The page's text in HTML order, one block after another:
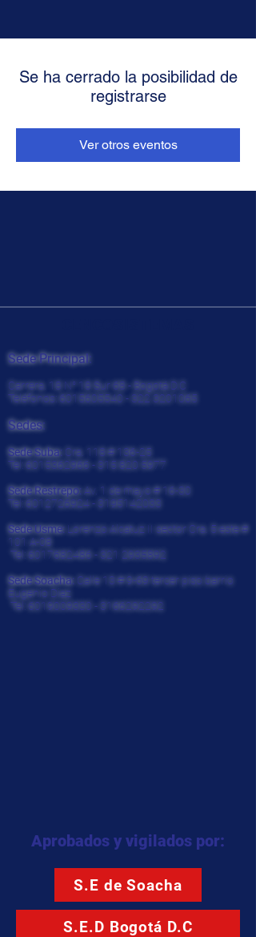
Se ha cerrado la posibilidad de
registrarse
Ver otros eventos
Sede Principal:
Carrera. 18 N° 18 Sur 68 - Bogotá D.C
Teléfonos: 6015605540 - 322 3201065
Sedes:
Sede Suba: Cra. 118 # 136-25
Tel: 6015362966 - 315 820 5977
Sede Restrepo: Av. 1 de mayo # 16-30
Tel: 6012726924- 3195142033
Sede Usme: Lorenzo Alcatuz II sector Cra. 5 este #
101 A-08
Tel: 6017682486 - 321 2935892
Sede Soacha: Calle 13 # 9-69 tercer piso barrio
Eugenio Diaz
Tel: 6019009330 - 3166292292
Aprobados y vigilados por:
S.E de Soacha
S.E.D Bogotá D.C